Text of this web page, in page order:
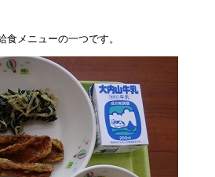
に関する休校についての連絡
父母の会総会」中止のお知らせ
て
します
メニューの一つです。